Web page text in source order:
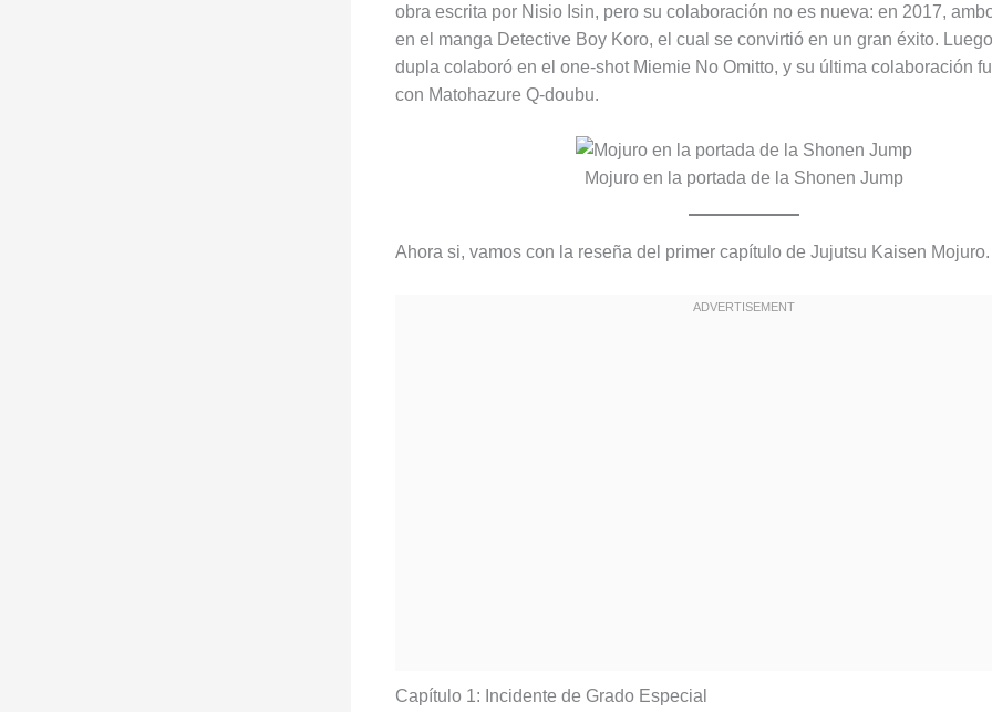
obra escrita por Nisio Isin, pero su colaboración no es nueva: en 2017,
en el manga Detective Boy Koro, el cual se convirtió en un gran éxito.
dupla colaboró en el one-shot Miemie No Omitto, y su última colaboración
con Matohazure Q-doubu.
Mojuro en la portada de la Shonen Jump
Ahora si, vamos con la reseña del primer capítulo de Jujutsu Kaisen Mojuro.
Capítulo 1: Incidente de Grado Especial